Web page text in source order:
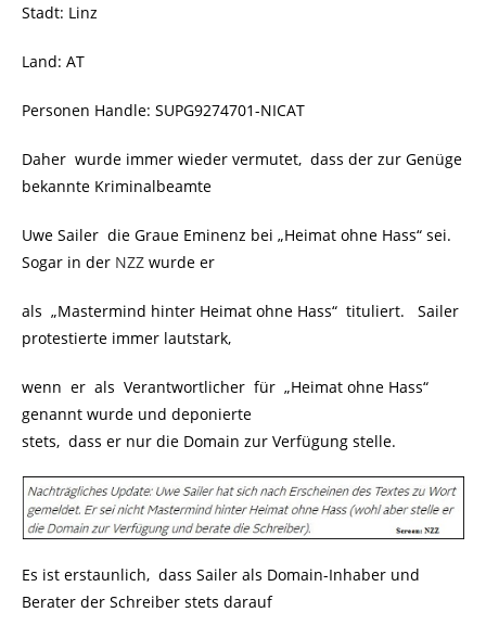
Stadt: Linz
Land: AT
Personen Handle: SUPG9274701-NICAT
Daher wurde immer wieder vermutet, dass der zur Genüge
bekannte Kriminalbeamte
Uwe Sailer die Graue Eminenz bei „Heimat ohne Hass“ sei.
Sogar in der NZZ wurde er
als „Mastermind hinter Heimat ohne Hass“ tituliert. Sailer
protestierte immer lautstark,
wenn er als Verantwortlicher für „Heimat ohne Hass“
genannt wurde und deponierte
stets, dass er nur die Domain zur Verfügung stelle.
Es ist erstaunlich, dass Sailer als Domain-Inhaber und
Berater der Schreiber stets darauf